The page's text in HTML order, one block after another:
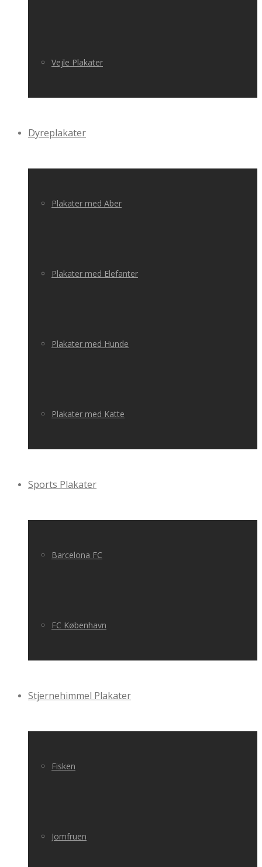
Vejle Plakater
Dyreplakater
Plakater med Aber
Plakater med Elefanter
Plakater med Hunde
Plakater med Katte
Sports Plakater
Barcelona FC
FC København
Stjernehimmel Plakater
Fisken
Jomfruen